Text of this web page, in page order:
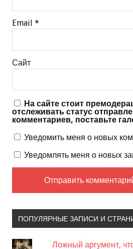
Email *
Сайт
На сайте стоит
отслеживать статус
комментариев, поставьте
Уведомить меня о новых
Уведомлять меня о новых
ПОПУЛЯРНЫЕ ЗАПИСИ И
Ложный аргумент,